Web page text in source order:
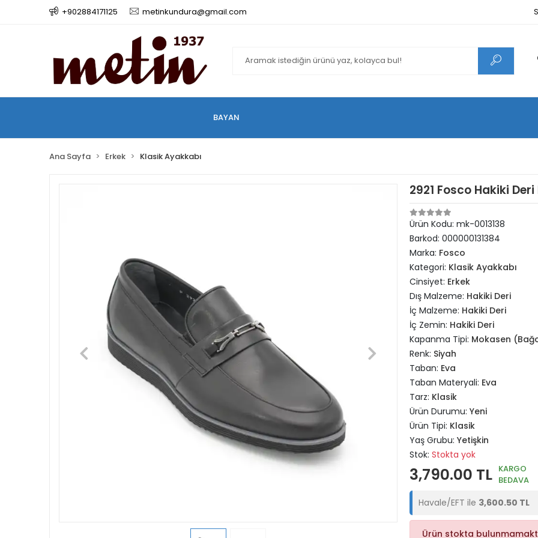
+902884171125 metinkundura@gmail.com
BAYAN
Ana Sayfa Erkek Klasik Ayakkabı
2921 Fosco Hakiki
Ürün Kodu: mk-0013138
Barkod: 000000131384
Marka: Fosco
Kategori: Klasik Ayakkabı
Cinsiyet: Erkek
Dış Malzeme: Hakiki Deri
İç Malzeme: Hakiki Deri
İç Zemin: Hakiki Deri
Kapanma Tipi: Mokasen
Renk: Siyah
Taban: Eva
Taban Materyali: Eva
Tarz: Klasik
Ürün Durumu: Yeni
Ürün Tipi: Klasik
Yaş Grubu: Yetişkin
Stok: Stokta yok
3,790.00 TL KARGO
BEDAVA
Havale/EFT ile 3,600.50 TL
Ürün stokta